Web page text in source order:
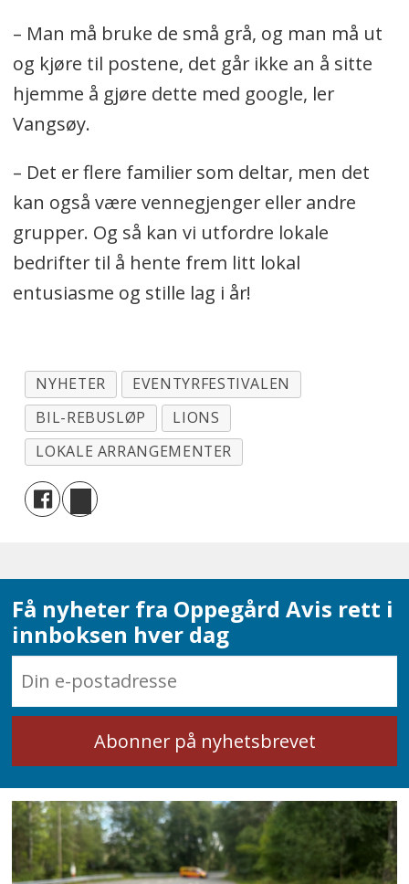
– Man må bruke de små grå, og man må ut
og kjøre til postene, det går ikke an å sitte
hjemme å gjøre dette med google, ler
Vangsøy.
– Det er flere familier som deltar, men det
kan også være vennegjenger eller andre
grupper. Og så kan vi utfordre lokale
bedrifter til å hente frem litt lokal
entusiasme og stille lag i år!
NYHETER
EVENTYRFESTIVALEN
BIL-REBUSLØP
LIONS
LOKALE ARRANGEMENTER
Få nyheter fra Oppegård Avis rett i
innboksen hver dag